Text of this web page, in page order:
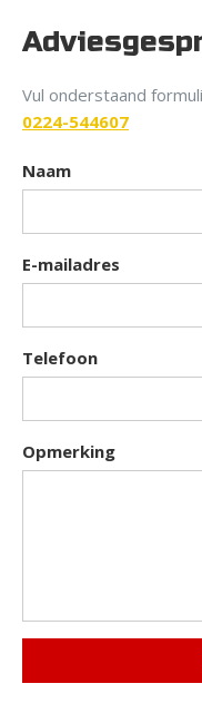
Vul onderstaand
0224-544607
Naam
E-mailadres
Telefoon
Opmerking